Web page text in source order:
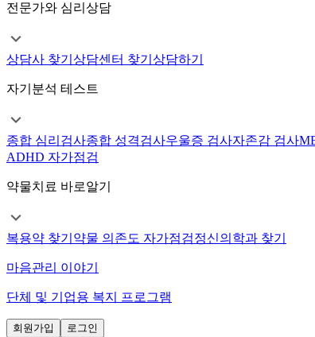
전문가와 심리상담
상담사 찾기 상담센터 찾기 상담하기
자기분석 테스트
종합 심리검사종합 성격검사우울증 검사자존감 검사
ADHD 자가점검
약물치료 바로알기
복용약 찾기 약물 의존도 자가점검정신의학과 찾기
마음관리 이야기
단체 및 기업용 복지 프로그램
회원가입 로그인